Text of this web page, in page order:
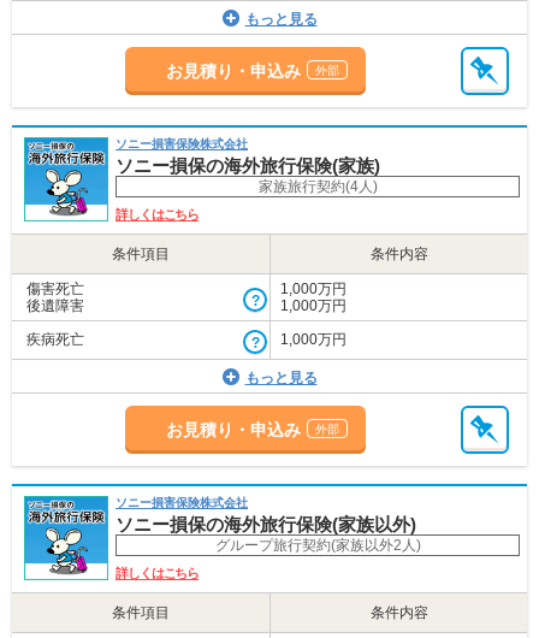
もっと見る
お見積り・申込み
ソニー損害保険株式会社
ソニー損保の海外旅行保険(家族)
家族旅行契約(4人)
詳しくはこちら
条件項目 条件内容
傷害死亡
後遺障害
1,000万円
1,000万円
疾病死亡
1,000万円
もっと見る
お見積り・申込み
ソニー損害保険株式会社
ソニー損保の海外旅行保険(家族以外)
グループ旅行契約(家族以外2人)
詳しくはこちら
条件項目 条件内容